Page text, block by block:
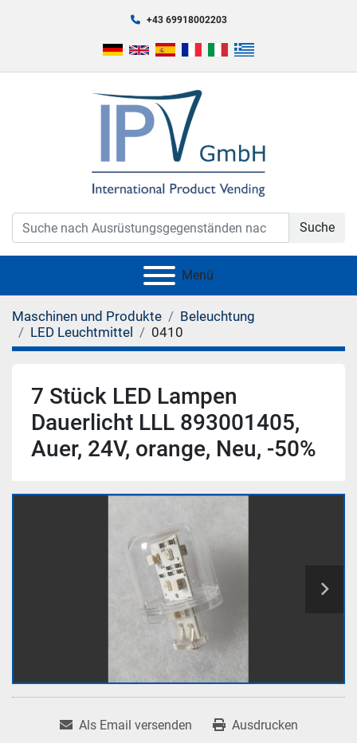
+43 69918002203
Suche
Menü
Maschinen und Produkte
Beleuchtung
LED Leuchtmittel
0410
7 Stück LED Lampen
Dauerlicht LLL 893001405,
Auer, 24V, orange, Neu, -50%
Als Email versenden Ausdrucken